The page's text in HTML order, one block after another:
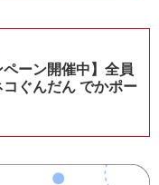
ペーン開催中】全員
ぐんだん でかポー